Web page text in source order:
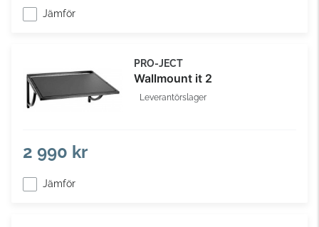
Jämför
PRO-JECT
Wallmount it 2
Leverantörslager
2 990 kr
Jämför